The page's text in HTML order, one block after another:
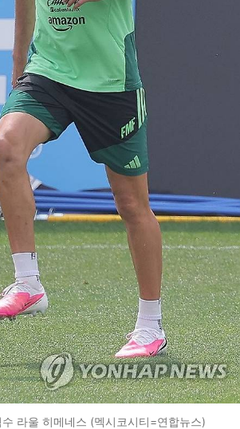
라울 히메네스 (멕시코시티=연합뉴스)